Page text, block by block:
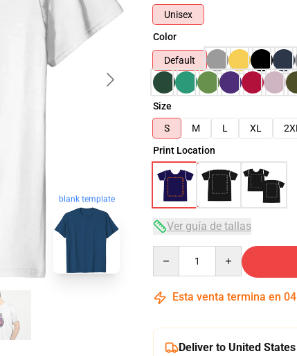
blank template
Unisex
Color
Default
Size
S
M L XL 2XL
Print Location
Ver guía de tallas
Esta venta termina en 04
Deliver to United States